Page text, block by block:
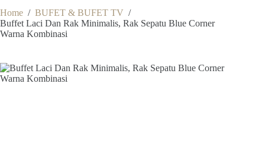
Home / BUFET & BUFET TV /
Buffet Laci Dan Rak Minimalis, Rak Sepatu Blue Corner
Warna Kombinasi